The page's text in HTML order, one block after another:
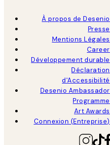
À propos de Desenio
Presse
Mentions Légales
Career
Développement durable
Déclaration
d'Accessibilité
Desenio Ambassador
Programme
Art Awards
Connexion (Entreprise)